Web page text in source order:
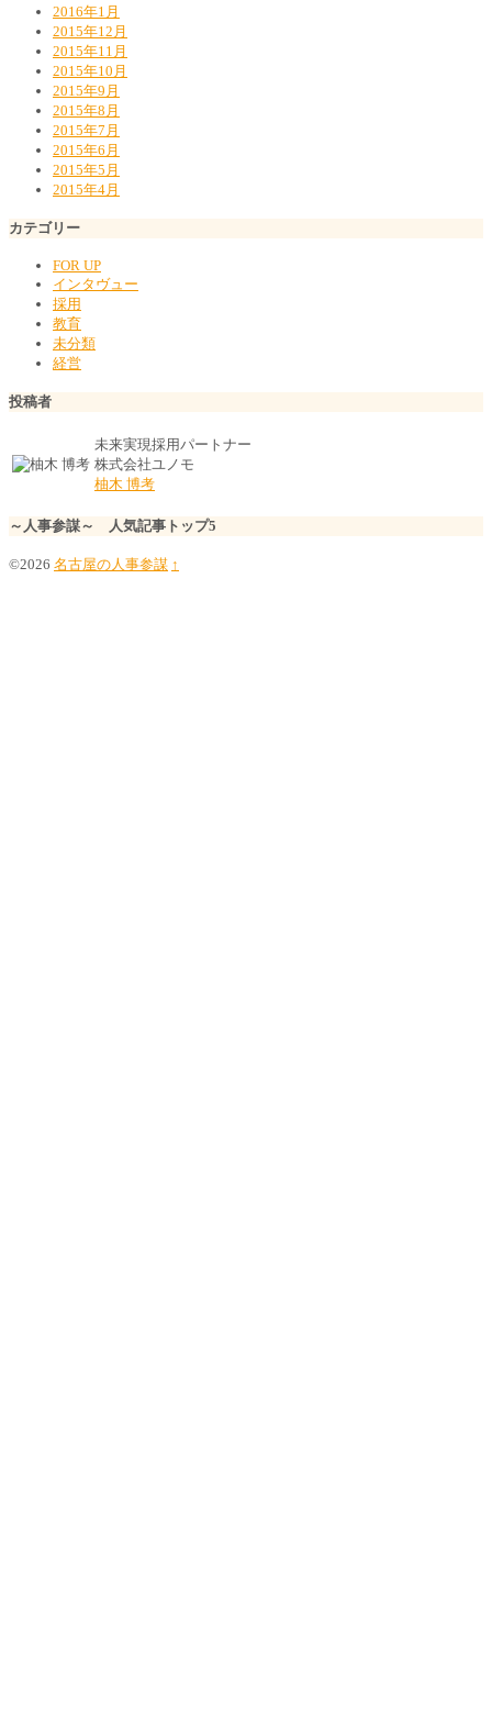
2016年1月
2015年12月
2015年11月
2015年10月
2015年9月
2015年8月
2015年7月
2015年6月
2015年5月
2015年4月
カテゴリー
FOR UP
インタヴュー
採用
教育
未分類
経営
投稿者
未来実現採用パートナー
株式会社ユノモ
柚木 博考
～人事参謀～ 人気記事トップ5
©2026 名古屋の人事参謀 ↑